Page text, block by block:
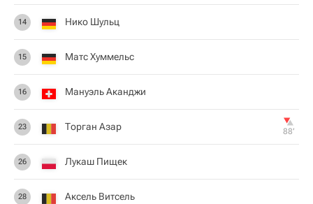
14 Нико Шульц
15 Матс Хуммельс
16 Мануэль Аканджи
23 Торган Азар 88‎’‎
26 Лукаш Пищек
28 Аксель Витсель